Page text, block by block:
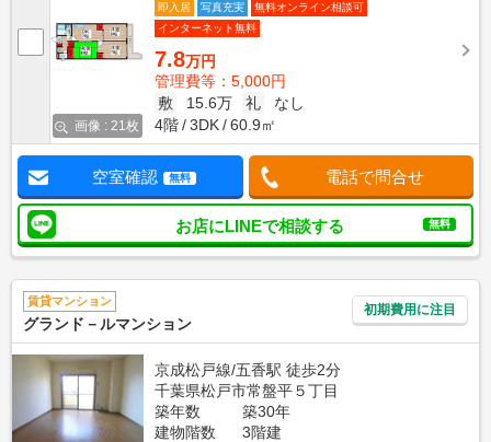
画像 : 21枚
即入居
写真充実
無料オンライン相談可
インターネット無料
7.8万円
管理費等：5,000円
敷
15.6万 礼
なし
4階
3DK 60.9㎡
空室確認 無料 電話で問合せ
お店にLINEで相談する 無料
賃貸マンション
グランド－ルマンション
初期費用に注目
京成松戸線/五香駅 徒歩2分
千葉県松戸市常盤平５丁目
築年数
築30年
建物階数
3階建